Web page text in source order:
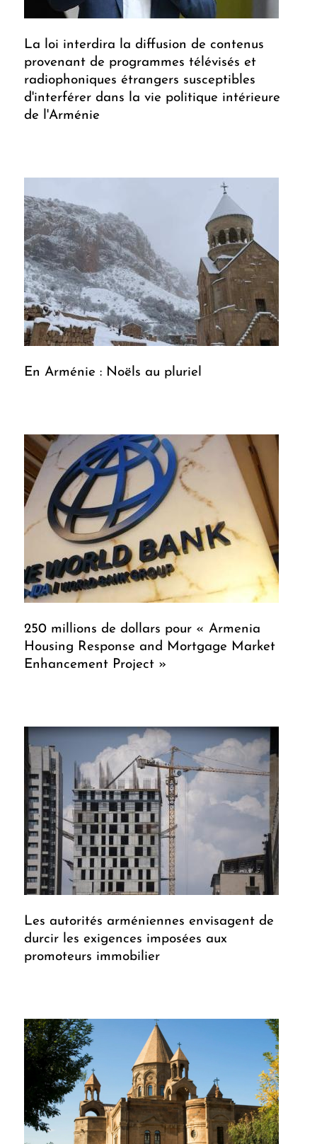
La loi interdira la diffusion de contenus
provenant de programmes télévisés et
radiophoniques étrangers susceptibles
d'interférer dans la vie politique intérieure
de l'Arménie
En Arménie : Noëls au pluriel
250 millions de dollars pour « Armenia
Housing Response and Mortgage Market
Enhancement Project »
Les autorités arméniennes envisagent de
durcir les exigences imposées aux
promoteurs immobilier